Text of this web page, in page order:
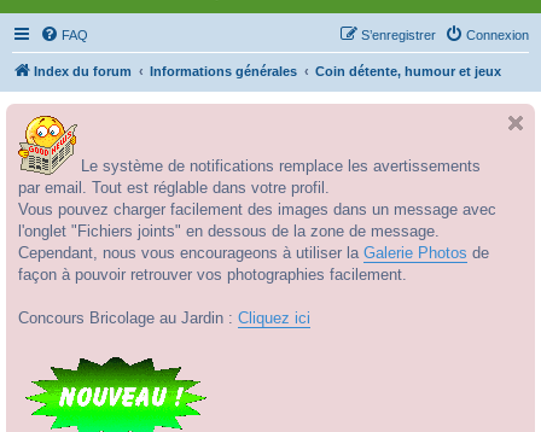
FAQ Connexion
S’enregistrer
Index du forum Informations générales Coin détente, humour et jeux
Le système de notifications remplace les avertissements
par email. Tout est réglable dans votre profil.
Vous pouvez charger facilement des images dans un message avec
l'onglet "Fichiers joints" en dessous de la zone de message.
Cependant, nous vous encourageons à utiliser la Galerie Photos de
façon à pouvoir retrouver vos photographies facilement.
Concours Bricolage au Jardin : Cliquez ici